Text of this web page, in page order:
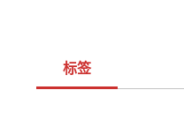
标签